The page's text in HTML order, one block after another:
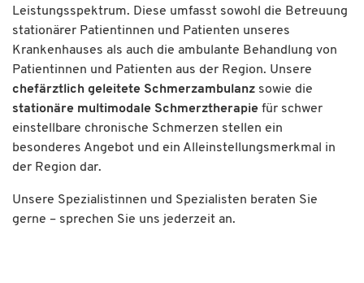
Leistungsspektrum. Diese umfasst sowohl die Betreuung
stationärer Patientinnen und Patienten unseres
Krankenhauses als auch die ambulante Behandlung von
Patientinnen und Patienten aus der Region. Unsere
chefärztlich geleitete Schmerzambulanz sowie die
stationäre multimodale Schmerztherapie für schwer
einstellbare chronische Schmerzen stellen ein
besonderes Angebot und ein Alleinstellungsmerkmal in
der Region dar.
Unsere Spezialistinnen und Spezialisten beraten Sie
gerne – sprechen Sie uns jederzeit an.